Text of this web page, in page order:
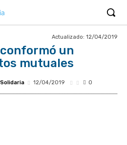
Actualizado: 12/04/2019
un
mutuales
12/04/2019 0